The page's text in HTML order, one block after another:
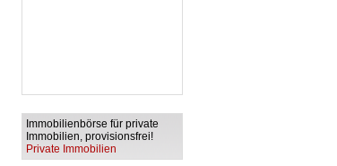
Immobilienbörse für private
Immobilien, provisionsfrei!
Private Immobilien